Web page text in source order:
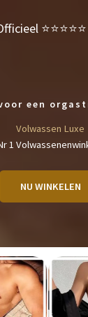
⭐️⭐️⭐️⭐️⭐️
een
Volwassen Luxe
1
NU WINKELEN